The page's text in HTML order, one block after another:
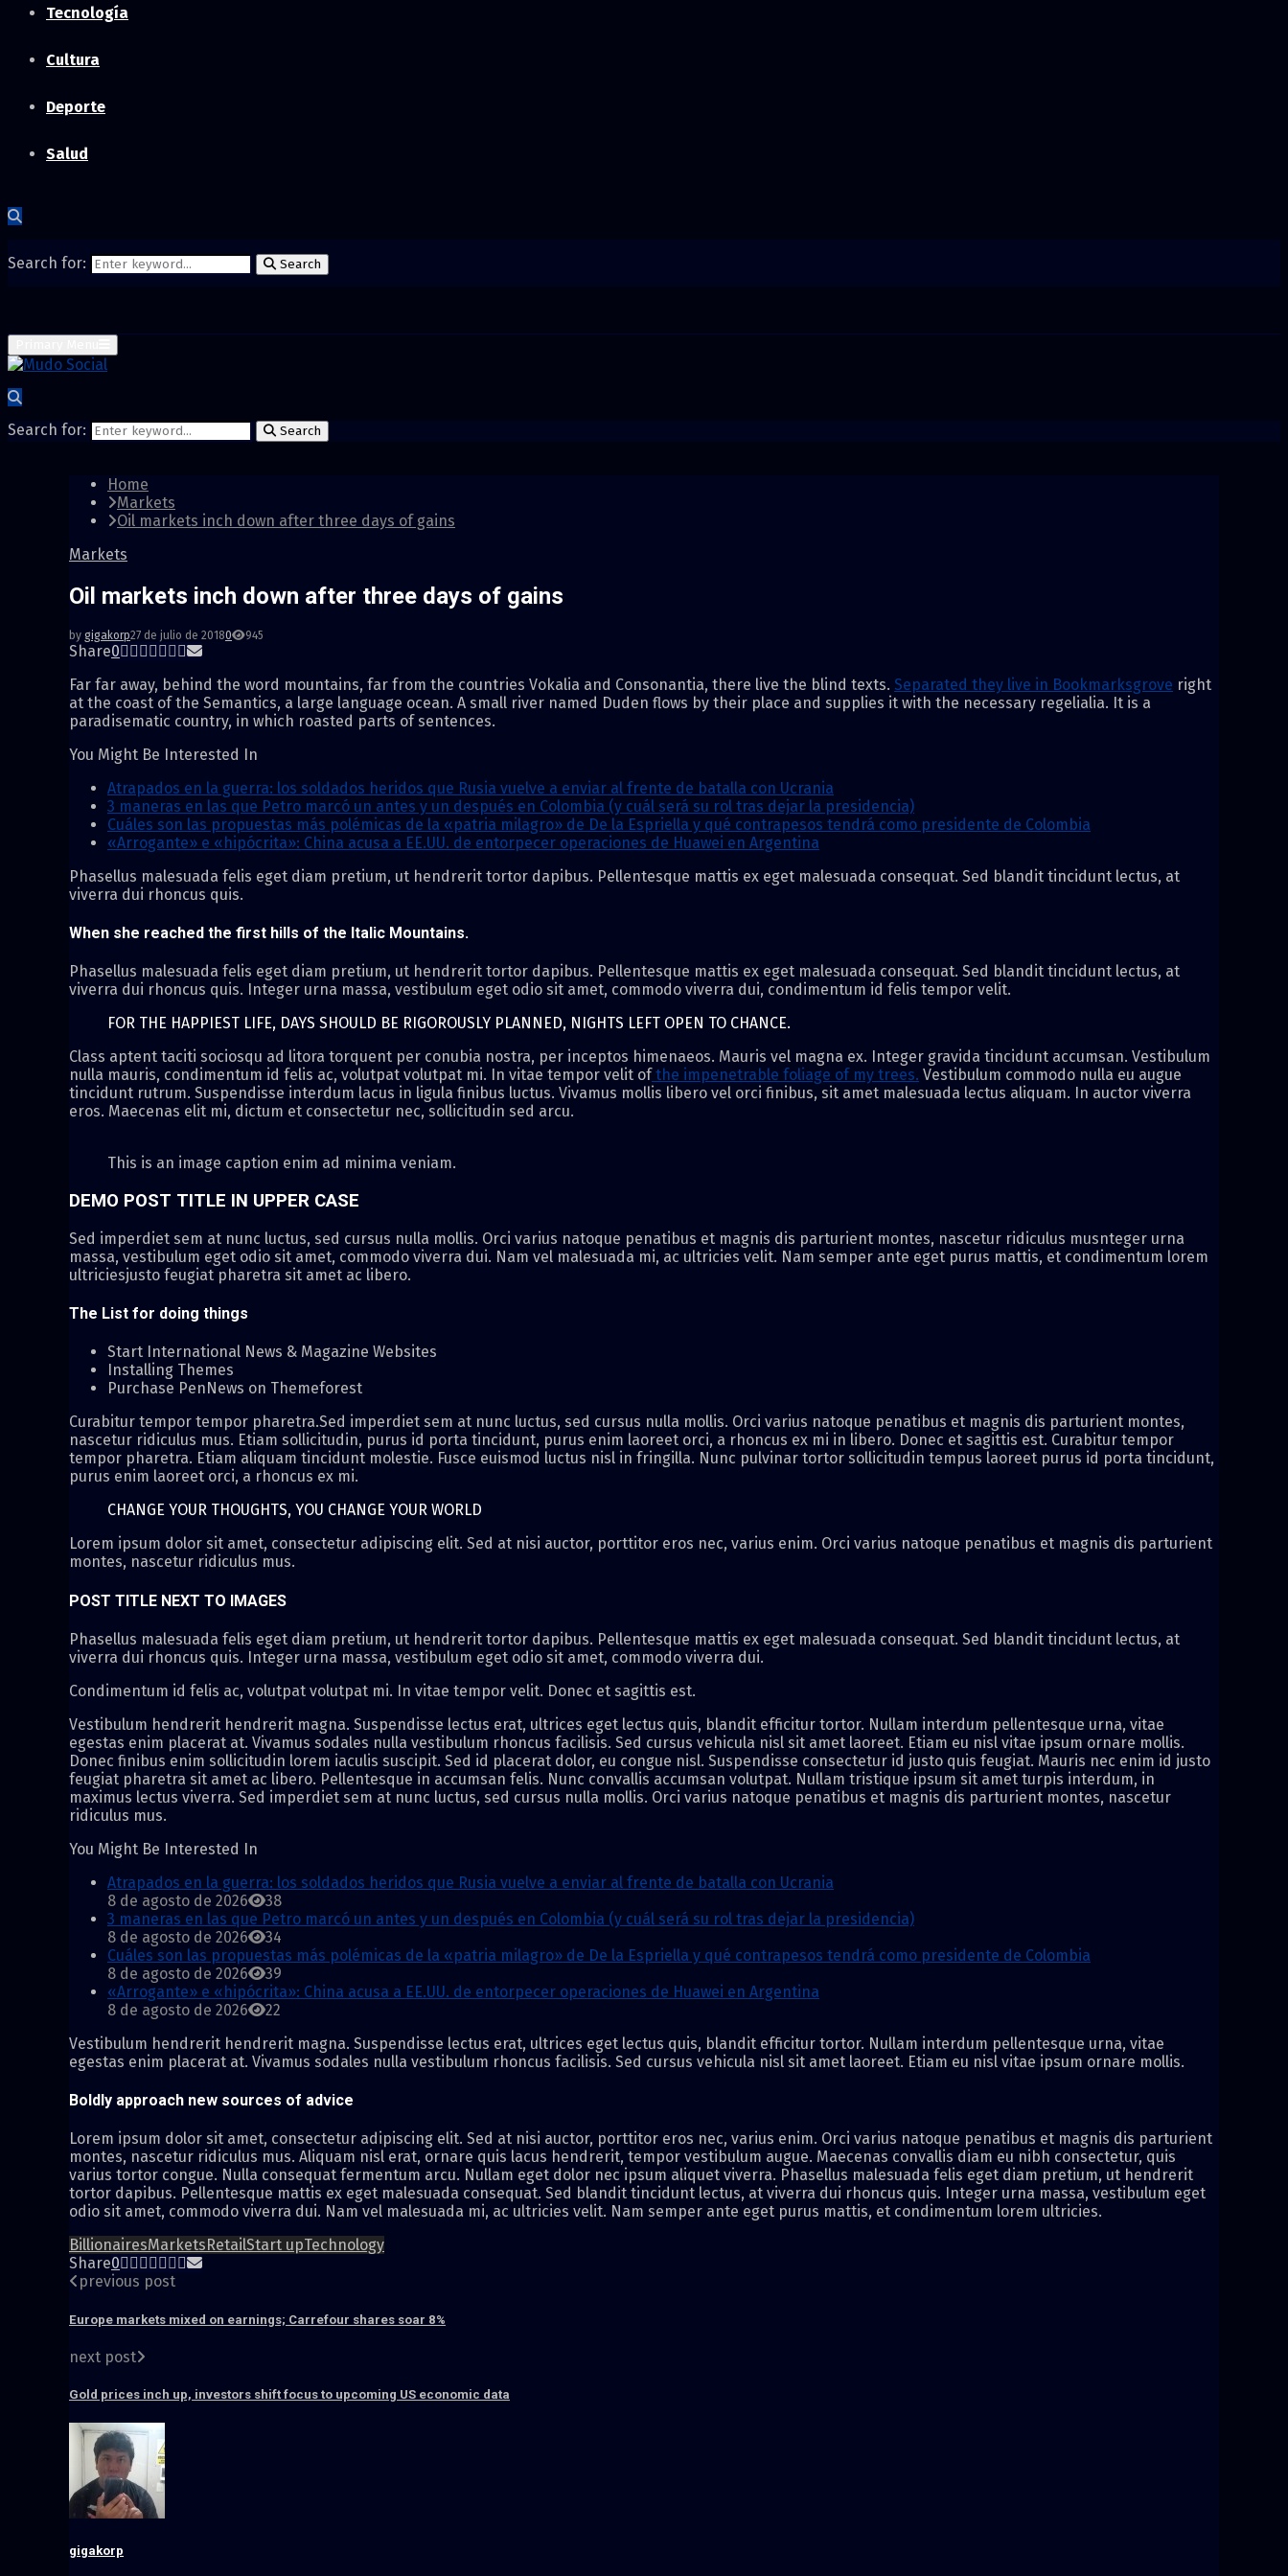
Tecnología
Cultura
Deporte
Salud
Search for: Search
Search for: Search
Home
Markets
Oil markets inch down after three days of gains
Markets
Oil markets inch down after three days of gains
by gigakorp27 de julio de 20180 945
Share0
Far far away, behind the word mountains, far from the countries Vokalia and Consonantia, there live the blind texts. Separated they live in Bookmarksgrove right
at the coast of the Semantics, a large language ocean. A small river named Duden flows by their place and supplies it with the necessary regelialia. It is a
paradisematic country, in which roasted parts of sentences.
You Might Be Interested In
Atrapados en la guerra: los soldados heridos que Rusia vuelve a enviar al frente de batalla con Ucrania
3 maneras en las que Petro marcó un antes y un después en Colombia (y cuál será su rol tras dejar la presidencia)
Cuáles son las propuestas más polémicas de la «patria milagro» de De la Espriella y qué contrapesos tendrá como presidente de Colombia
«Arrogante» e «hipócrita»: China acusa a EE.UU. de entorpecer operaciones de Huawei en Argentina
Phasellus malesuada felis eget diam pretium, ut hendrerit tortor dapibus. Pellentesque mattis ex eget malesuada consequat. Sed blandit tincidunt lectus, at
viverra dui rhoncus quis.
When she reached the first hills of the Italic Mountains.
Phasellus malesuada felis eget diam pretium, ut hendrerit tortor dapibus. Pellentesque mattis ex eget malesuada consequat. Sed blandit tincidunt lectus, at
viverra dui rhoncus quis. Integer urna massa, vestibulum eget odio sit amet, commodo viverra dui, condimentum id felis tempor velit.
FOR THE HAPPIEST LIFE, DAYS SHOULD BE RIGOROUSLY PLANNED, NIGHTS LEFT OPEN TO CHANCE.
Class aptent taciti sociosqu ad litora torquent per conubia nostra, per inceptos himenaeos. Mauris vel magna ex. Integer gravida tincidunt accumsan. Vestibulum
nulla mauris, condimentum id felis ac, volutpat volutpat mi. In vitae tempor velit ofthe impenetrable foliage of my trees. Vestibulum commodo nulla eu augue
tincidunt rutrum. Suspendisse interdum lacus in ligula finibus luctus. Vivamus mollis libero vel orci finibus, sit amet malesuada lectus aliquam. In auctor viverra
eros. Maecenas elit mi, dictum et consectetur nec, sollicitudin sed arcu.
This is an image caption enim ad minima veniam.
DEMO POST TITLE IN UPPER CASE
Sed imperdiet sem at nunc luctus, sed cursus nulla mollis. Orci varius natoque penatibus et magnis dis parturient montes, nascetur ridiculus musnteger urna
massa, vestibulum eget odio sit amet, commodo viverra dui. Nam vel malesuada mi, ac ultricies velit. Nam semper ante eget purus mattis, et condimentum lorem
ultriciesjusto feugiat pharetra sit amet ac libero.
The List for doing things
Start International News & Magazine Websites
Installing Themes
Purchase PenNews on Themeforest
Curabitur tempor tempor pharetra.Sed imperdiet sem at nunc luctus, sed cursus nulla mollis. Orci varius natoque penatibus et magnis dis parturient montes,
nascetur ridiculus mus. Etiam sollicitudin, purus id porta tincidunt, purus enim laoreet orci, a rhoncus ex mi in libero. Donec et sagittis est. Curabitur tempor
tempor pharetra. Etiam aliquam tincidunt molestie. Fusce euismod luctus nisl in fringilla. Nunc pulvinar tortor sollicitudin tempus laoreet purus id porta tincidunt,
purus enim laoreet orci, a rhoncus ex mi.
CHANGE YOUR THOUGHTS, YOU CHANGE YOUR WORLD
Lorem ipsum dolor sit amet, consectetur adipiscing elit. Sed at nisi auctor, porttitor eros nec, varius enim. Orci varius natoque penatibus et magnis dis parturient
montes, nascetur ridiculus mus.
POST TITLE NEXT TO IMAGES
Phasellus malesuada felis eget diam pretium, ut hendrerit tortor dapibus. Pellentesque mattis ex eget malesuada consequat. Sed blandit tincidunt lectus, at
viverra dui rhoncus quis. Integer urna massa, vestibulum eget odio sit amet, commodo viverra dui.
Condimentum id felis ac, volutpat volutpat mi. In vitae tempor velit. Donec et sagittis est.
Vestibulum hendrerit hendrerit magna. Suspendisse lectus erat, ultrices eget lectus quis, blandit efficitur tortor. Nullam interdum pellentesque urna, vitae
egestas enim placerat at. Vivamus sodales nulla vestibulum rhoncus facilisis. Sed cursus vehicula nisl sit amet laoreet. Etiam eu nisl vitae ipsum ornare mollis.
Donec finibus enim sollicitudin lorem iaculis suscipit. Sed id placerat dolor, eu congue nisl. Suspendisse consectetur id justo quis feugiat. Mauris nec enim id justo
feugiat pharetra sit amet ac libero. Pellentesque in accumsan felis. Nunc convallis accumsan volutpat. Nullam tristique ipsum sit amet turpis interdum, in
maximus lectus viverra. Sed imperdiet sem at nunc luctus, sed cursus nulla mollis. Orci varius natoque penatibus et magnis dis parturient montes, nascetur
ridiculus mus.
You Might Be Interested In
Atrapados en la guerra: los soldados heridos que Rusia vuelve a enviar al frente de batalla con Ucrania
8 de agosto de 2026
38
3 maneras en las que Petro marcó un antes y un después en Colombia (y cuál será su rol tras dejar la presidencia)
8 de agosto de 2026
34
Cuáles son las propuestas más polémicas de la «patria milagro» de De la Espriella y qué contrapesos tendrá como presidente de Colombia
8 de agosto de 2026
39
«Arrogante» e «hipócrita»: China acusa a EE.UU. de entorpecer operaciones de Huawei en Argentina
8 de agosto de 2026
22
Vestibulum hendrerit hendrerit magna. Suspendisse lectus erat, ultrices eget lectus quis, blandit efficitur tortor. Nullam interdum pellentesque urna, vitae
egestas enim placerat at. Vivamus sodales nulla vestibulum rhoncus facilisis. Sed cursus vehicula nisl sit amet laoreet. Etiam eu nisl vitae ipsum ornare mollis.
Boldly approach new sources of advice
Lorem ipsum dolor sit amet, consectetur adipiscing elit. Sed at nisi auctor, porttitor eros nec, varius enim. Orci varius natoque penatibus et magnis dis parturient
montes, nascetur ridiculus mus. Aliquam nisl erat, ornare quis lacus hendrerit, tempor vestibulum augue. Maecenas convallis diam eu nibh consectetur, quis
varius tortor congue. Nulla consequat fermentum arcu. Nullam eget dolor nec ipsum aliquet viverra. Phasellus malesuada felis eget diam pretium, ut hendrerit
tortor dapibus. Pellentesque mattis ex eget malesuada consequat. Sed blandit tincidunt lectus, at viverra dui rhoncus quis. Integer urna massa, vestibulum eget
odio sit amet, commodo viverra dui. Nam vel malesuada mi, ac ultricies velit. Nam semper ante eget purus mattis, et condimentum lorem ultricies.
BillionairesMarkets RetailStart upTechnology
Share0
previous post
Europe markets mixed on earnings; Carrefour shares soar 8%
next post
Gold prices inch up, investors shift focus to upcoming US economic data
gigakorp